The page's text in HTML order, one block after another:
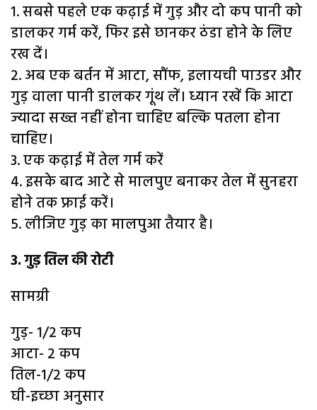
1. सबसे पहले एक कढ़ाई में गुड़ और दो कप पानी को
डालकर गर्म करें, फिर इसे छानकर ठंडा होने के लिए
रख दें।
2. अब एक बर्तन में आटा, सौंफ, इलायची पाउडर और
गुड़ वाला पानी डालकर गूंथ लें। ध्यान रखें कि आटा
ज्यादा सख्त नहीं होना चाहिए बल्कि पतला होना
चाहिए।
3. एक कढ़ाई में तेल गर्म करें
4. इसके बाद आटे से मालपुए बनाकर तेल में सुनहरा
होने तक फ्राई करें।
5. लीजिए गुड़ का मालपुआ तैयार है।
3. गुड़ तिल की रोटी
सामग्री
गुड़- 1/2 कप
आटा- 2 कप
तिल-1/2 कप
घी-इच्छा अनुसार